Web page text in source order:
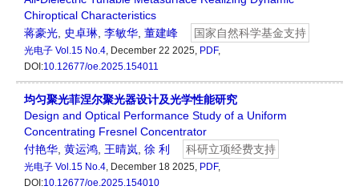
Chiroptical Characteristics
蒋豪光, 史卓琳, 李敏华, 董建峰 国家自然科学基金支持
光电子 Vol.15 No.4, December 22 2025, PDF,
DOI:10.12677/oe.2025.154011
均匀聚光菲涅尔聚光器设计及光学性能研究
Design and Optical Performance Study of a Uniform
Concentrating Fresnel Concentrator
付艳华, 黄运鸿, 王晴岚, 徐 利 科研立项经费支持
光电子 Vol.15 No.4, December 18 2025, PDF,
DOI:10.12677/oe.2025.154010